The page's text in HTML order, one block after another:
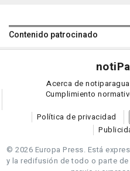
Contenido patrocinado
noti
Acerca de
Cumplimiento
Política de privacidad
© 2026 Europa Press. Está
y la redifusión de todo o parte